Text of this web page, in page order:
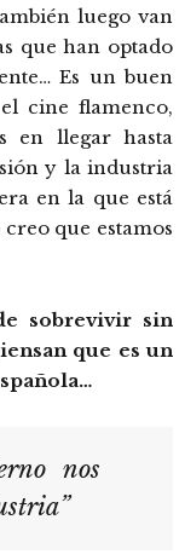
luego van
que han optado
Es un buen
cine flamenco,
en llegar hasta
y la industria
en la que está
que estamos
sobrevivir sin
que es un
nos